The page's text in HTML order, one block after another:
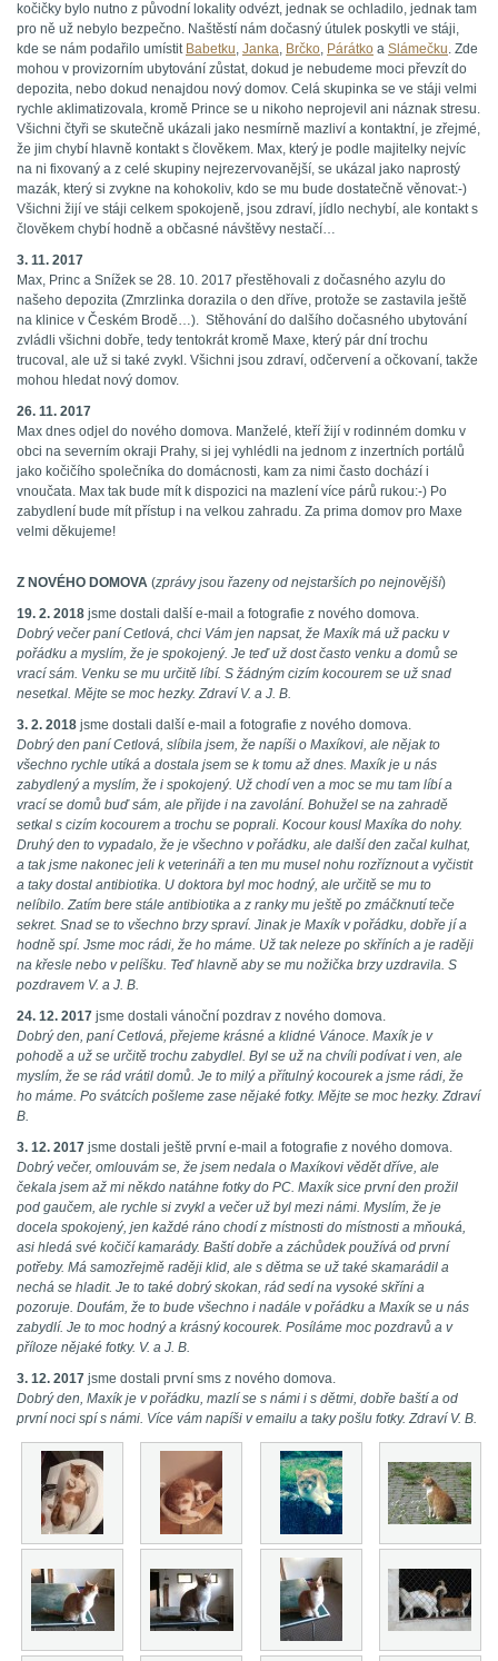
kočičky bylo nutno z původní lokality odvézt, jednak se ochladilo, jednak tam
pro ně už nebylo bezpečno. Naštěstí nám dočasný útulek poskytli ve stáji,
kde se nám podařilo umístit Babetku, Janka, Brčko, Párátko a Slámečku. Zde
mohou v provizorním ubytování zůstat, dokud je nebudeme moci převzít do
depozita, nebo dokud nenajdou nový domov. Celá skupinka se ve stáji velmi
rychle aklimatizovala, kromě Prince se u nikoho neprojevil ani náznak stresu.
Všichni čtyři se skutečně ukázali jako nesmírně mazliví a kontaktní, je zřejmé,
že jim chybí hlavně kontakt s člověkem. Max, který je podle majitelky nejvíc
na ni fixovaný a z celé skupiny nejrezervovanější, se ukázal jako naprostý
mazák, který si zvykne na kohokoliv, kdo se mu bude dostatečně věnovat:-)
Všichni žijí ve stáji celkem spokojeně, jsou zdraví, jídlo nechybí, ale kontakt s
člověkem chybí hodně a občasné návštěvy nestačí…
3. 11. 2017
Max, Princ a Snížek se 28. 10. 2017 přestěhovali z dočasného azylu do
našeho depozita (Zmrzlinka dorazila o den dříve, protože se zastavila ještě
na klinice v Českém Brodě…). Stěhování do dalšího dočasného ubytování
zvládli všichni dobře, tedy tentokrát kromě Maxe, který pár dní trochu
trucoval, ale už si také zvykl. Všichni jsou zdraví, odčervení a očkovaní, takže
mohou hledat nový domov.
26. 11. 2017
Max dnes odjel do nového domova. Manželé, kteří žijí v rodinném domku v
obci na severním okraji Prahy, si jej vyhlédli na jednom z inzertních portálů
jako kočičího společníka do domácnosti, kam za nimi často dochází i
vnoučata. Max tak bude mít k dispozici na mazlení více párů rukou:-) Po
zabydlení bude mít přístup i na velkou zahradu. Za prima domov pro Maxe
velmi děkujeme!
Z NOVÉHO DOMOVA (zprávy jsou řazeny od nejstarších po nejnovější)
19. 2. 2018 jsme dostali další e-mail a fotografie z nového domova.
Dobrý večer paní Cetlová, chci Vám jen napsat, že Maxík má už packu v
pořádku a myslím, že je spokojený. Je teď už dost často venku a domů se
vrací sám. Venku se mu určitě líbí. S žádným cizím kocourem se už snad
nesetkal. Mějte se moc hezky. Zdraví V. a J. B.
3. 2. 2018 jsme dostali další e-mail a fotografie z nového domova.
Dobrý den paní Cetlová, slíbila jsem, že napíši o Maxíkovi, ale nějak to
všechno rychle utíká a dostala jsem se k tomu až dnes. Maxík je u nás
zabydlený a myslím, že i spokojený. Už chodí ven a moc se mu tam líbí a
vrací se domů buď sám, ale přijde i na zavolání. Bohužel se na zahradě
setkal s cizím kocourem a trochu se poprali. Kocour kousl Maxíka do nohy.
Druhý den to vypadalo, že je všechno v pořádku, ale další den začal kulhat,
a tak jsme nakonec jeli k veterináři a ten mu musel nohu rozříznout a vyčistit
a taky dostal antibiotika. U doktora byl moc hodný, ale určitě se mu to
nelíbilo. Zatím bere stále antibiotika a z ranky mu ještě po zmáčknutí teče
sekret. Snad se to všechno brzy spraví. Jinak je Maxík v pořádku, dobře jí a
hodně spí. Jsme moc rádi, že ho máme. Už tak neleze po skříních a je raději
na křesle nebo v pelíšku. Teď hlavně aby se mu nožička brzy uzdravila. S
pozdravem V. a J. B.
24. 12. 2017 jsme dostali vánoční pozdrav z nového domova.
Dobrý den, paní Cetlová, přejeme krásné a klidné Vánoce. Maxík je v
pohodě a už se určitě trochu zabydlel. Byl se už na chvíli podívat i ven, ale
myslím, že se rád vrátil domů. Je to milý a přítulný kocourek a jsme rádi, že
ho máme. Po svátcích pošleme zase nějaké fotky. Mějte se moc hezky. Zdraví
B.
3. 12. 2017 jsme dostali ještě první e-mail a fotografie z nového domova.
Dobrý večer, omlouvám se, že jsem nedala o Maxíkovi vědět dříve, ale
čekala jsem až mi někdo natáhne fotky do PC. Maxík sice první den prožil
pod gaučem, ale rychle si zvykl a večer už byl mezi námi. Myslím, že je
docela spokojený, jen každé ráno chodí z místnosti do místnosti a mňouká,
asi hledá své kočičí kamarády. Baští dobře a záchůdek používá od první
potřeby. Má samozřejmě raději klid, ale s dětma se už také skamarádil a
nechá se hladit. Je to také dobrý skokan, rád sedí na vysoké skříni a
pozoruje. Doufám, že to bude všechno i nadále v pořádku a Maxík se u nás
zabydlí. Je to moc hodný a krásný kocourek. Posíláme moc pozdravů a v
příloze nějaké fotky. V. a J. B.
3. 12. 2017 jsme dostali první sms z nového domova.
Dobrý den, Maxík je v pořádku, mazlí se s námi i s dětmi, dobře baští a od
první noci spí s námi. Více vám napíši v emailu a taky pošlu fotky. Zdraví V. B.